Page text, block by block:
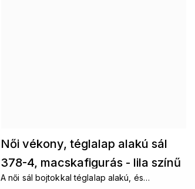
Női vékony, téglalap alakú sál
378-4, macskafigurás - lila színű
7200610
A női sál bojtokkal téglalap alakú, és